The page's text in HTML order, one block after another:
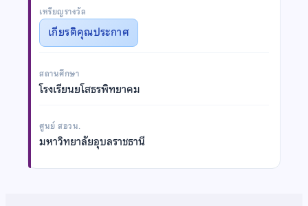
เหรียญรางวัล
เกียรติคุณประกาศ
สถานศึกษา
โรงเรียนยโสธรพิทยาคม
ศูนย์ สอวน.
มหาวิทยาลัยอุบลราชธานี